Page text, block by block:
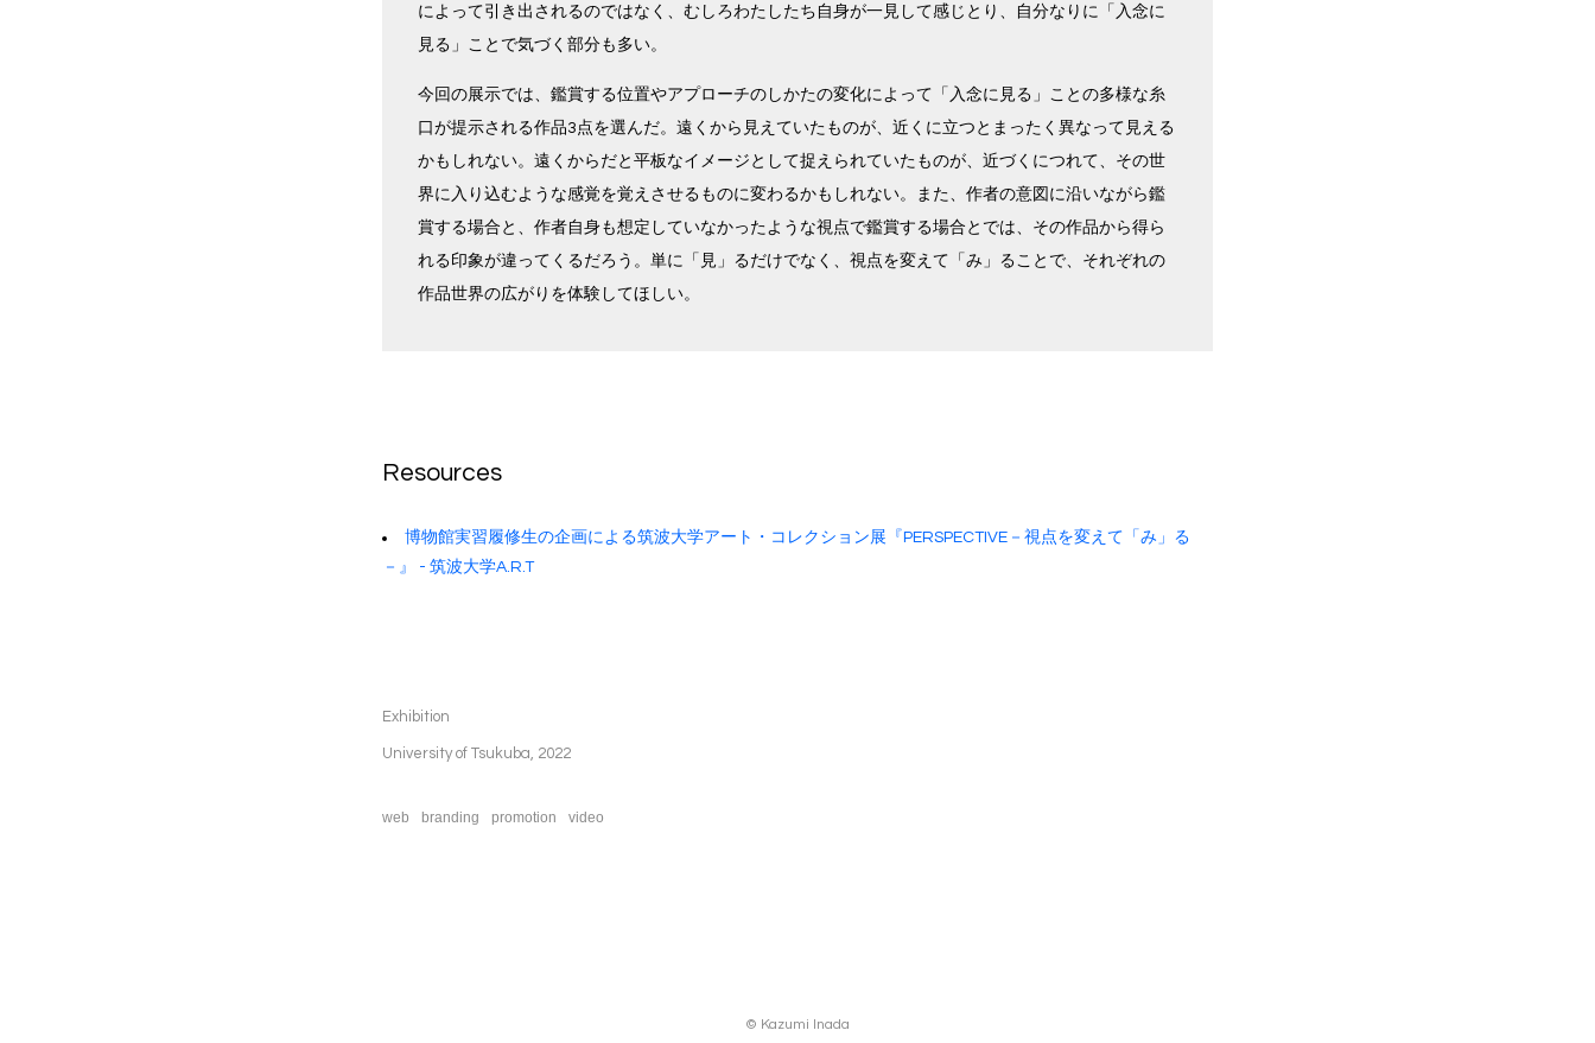
によって引き出されるのではなく、むしろわたしたち自身が一見して感じとり、自分なりに「入念に
見る」ことで気づく部分も多い。
今回の展示では、鑑賞する位置やアプローチのしかたの変化によって「入念に見る」ことの多様な糸
口が提示される作品3点を選んだ。遠くから見えていたものが、近くに立つとまったく異なって見える
かもしれない。遠くからだと平板なイメージとして捉えられていたものが、近づくにつれて、その世
界に入り込むような感覚を覚えさせるものに変わるかもしれない。また、作者の意図に沿いながら鑑
賞する場合と、作者自身も想定していなかったような視点で鑑賞する場合とでは、その作品から得ら
れる印象が違ってくるだろう。単に「見」るだけでなく、視点を変えて「み」ることで、それぞれの
作品世界の広がりを体験してほしい。
Resources
博物館実習履修生の企画による筑波大学アート・コレクション展『PERSPECTIVE－視点を変えて「み」る
－』 - 筑波大学A.R.T
Exhibition
University of Tsukuba, 2022
web branding promotion video
© Kazumi Inada